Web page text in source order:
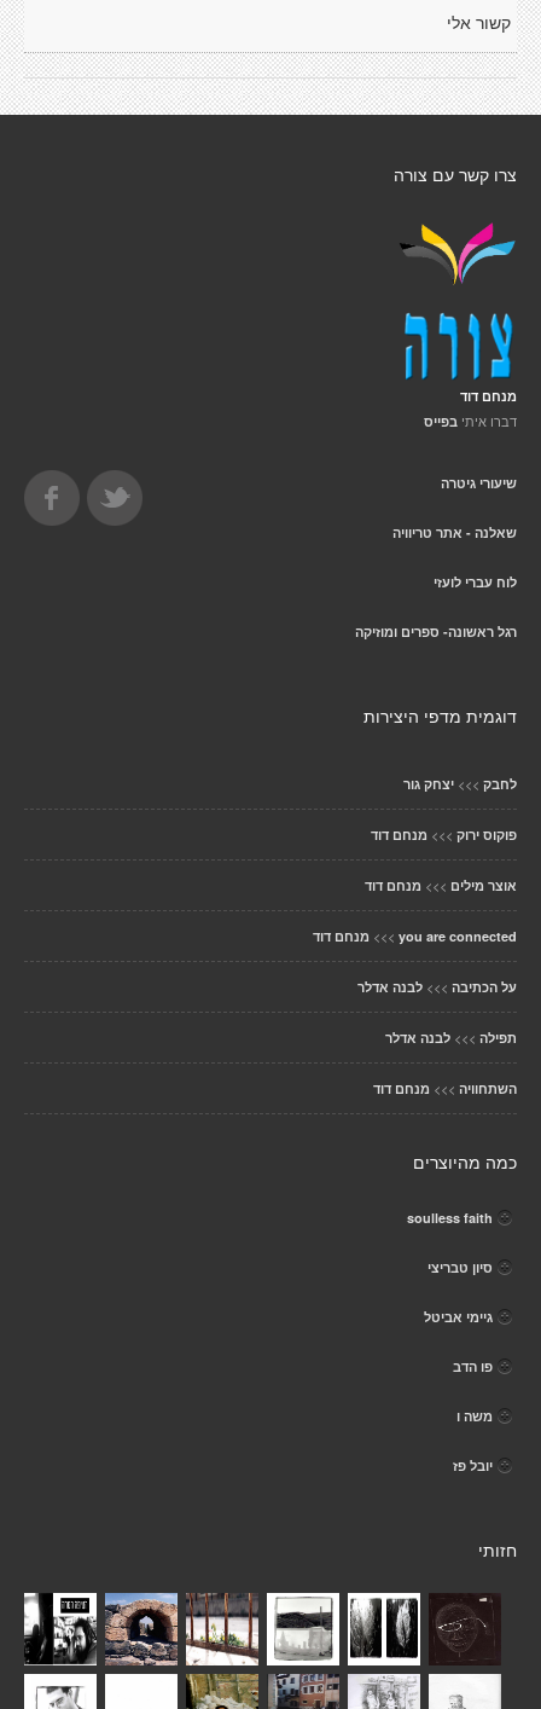
קשור אלי
צרו קשר עם צורה
מנחם דוד
דברו איתי בפייס
שיעורי גיטרה
שאלנה - אתר טריוויה
לוח עברי לועזי
רגל ראשונה- ספרים ומוזיקה
דוגמית מדפי היצירות
לחבק >>> יצחק גור
פוקוס ירוק >>> מנחם דוד
אוצר מילים >>> מנחם דוד
you are connected
>>> מנחם דוד
על הכתיבה >>> לבנה אדלר
תפילה >>> לבנה אדלר
השתחוויה >>> מנחם דוד
כמה מהיוצרים
soulless faith
סיון טבריצי
גיימי אביטל
פו הדב
משה ו
יובל פז
חזותי